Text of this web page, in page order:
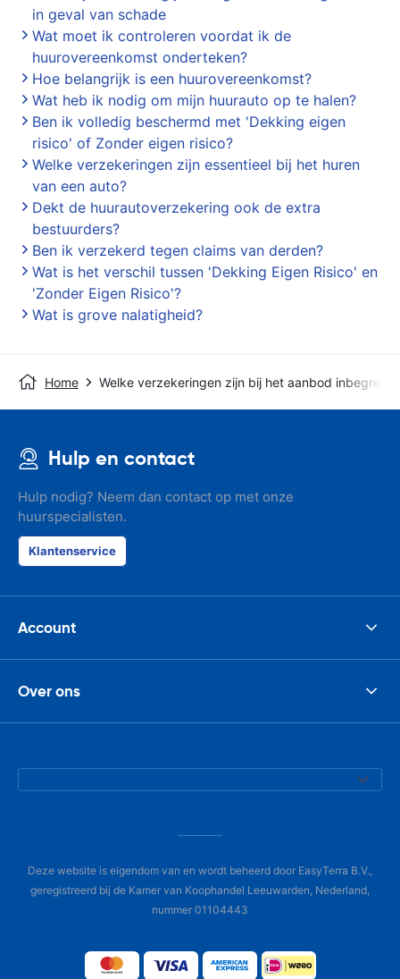
in geval van schade
Wat moet ik controleren voordat ik de
huurovereenkomst onderteken?
Hoe belangrijk is een huurovereenkomst?
Wat heb ik nodig om mijn huurauto op te halen?
Ben ik volledig beschermd met 'Dekking eigen
risico' of Zonder eigen risico?
Welke verzekeringen zijn essentieel bij het huren
van een auto?
Dekt de huurautoverzekering ook de extra
bestuurders?
Ben ik verzekerd tegen claims van derden?
Wat is het verschil tussen 'Dekking Eigen Risico' en
'Zonder Eigen Risico'?
Wat is grove nalatigheid?
Home Welke verzekeringen zijn bij het aanbod
Hulp en contact
Hulp nodig? Neem dan contact op met onze
huurspecialisten.
Klantenservice
Account
Over ons
Deze website is eigendom van en wordt beheerd door EasyTerra B.V.,
geregistreerd bij de Kamer van Koophandel Leeuwarden, Nederland,
nummer 01104443